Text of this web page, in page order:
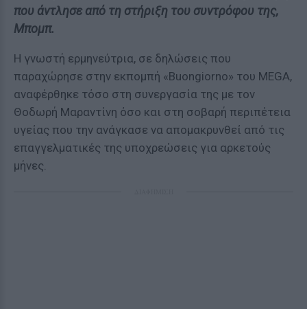
που άντλησε από τη στήριξη του συντρόφου της,
Μπομπ.
Η γνωστή ερμηνεύτρια, σε δηλώσεις που
παραχώρησε στην εκπομπή «Buongiorno» του MEGA,
αναφέρθηκε τόσο στη συνεργασία της με τον
Θοδωρή Μαραντίνη όσο και στη σοβαρή περιπέτεια
υγείας που την ανάγκασε να απομακρυνθεί από τις
επαγγελματικές της υποχρεώσεις για αρκετούς
μήνες.